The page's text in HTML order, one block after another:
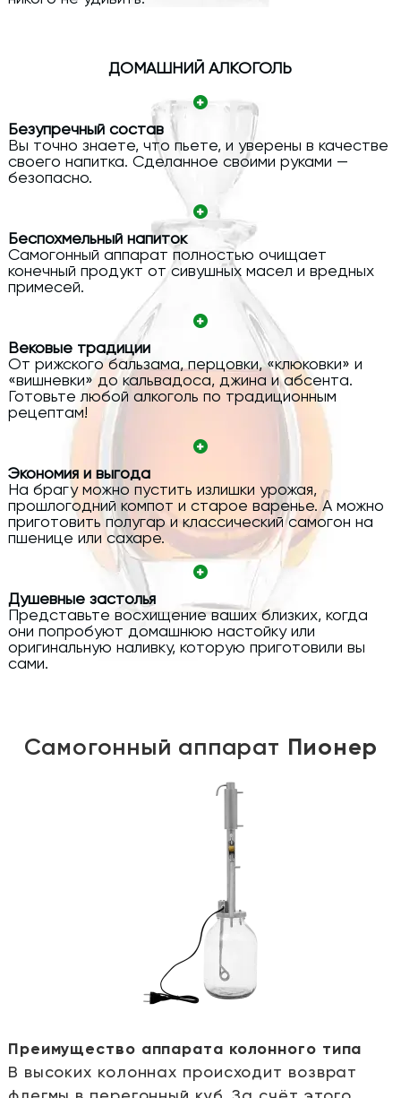
ДОМАШНИЙ АЛКОГОЛЬ
Безупречный состав
Вы точно знаете, что пьете, и уверены в качестве
своего напитка. Сделанное своими руками —
безопасно.
Беспохмельный напиток
Самогонный аппарат полностью очищает
конечный продукт от сивушных масел и вредных
примесей.
Вековые традиции
От рижского бальзама, перцовки, «клюковки» и
«вишневки» до кальвадоса, джина и абсента.
Готовьте любой алкоголь по традиционным
рецептам!
Экономия и выгода
На брагу можно пустить излишки урожая,
прошлогодний компот и старое варенье. А можно
приготовить полугар и классический самогон на
пшенице или сахаре.
Душевные застолья
Представьте восхищение ваших близких, когда
они попробуют домашнюю настойку или
оригинальную наливку, которую приготовили вы
сами.
Самогонный аппарат Пионер
Преимущество аппарата колонного типа
В высоких колоннах происходит возврат